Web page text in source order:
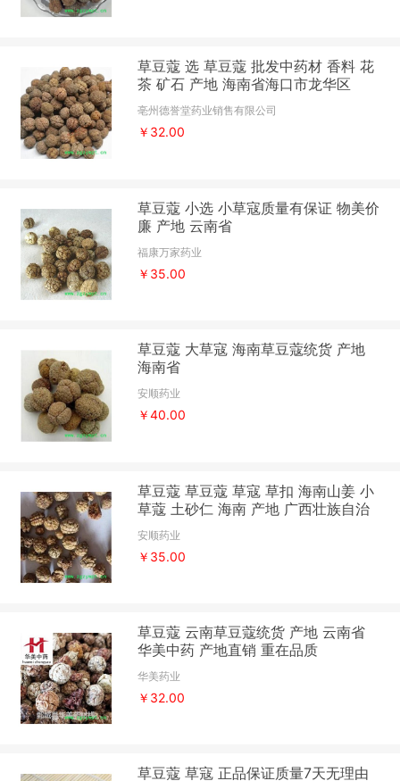
草豆蔻 选 草豆蔻 批发中药材 香料 花
茶 矿石 产地 海南省海口市龙华区
亳州德誉堂药业销售有限公司
￥32.00
草豆蔻 小选 小草寇质量有保证 物美价
廉 产地 云南省
福康万家药业
￥35.00
草豆蔻 大草寇 海南草豆蔻统货 产地
海南省
安顺药业
￥40.00
草豆蔻 草豆蔻 草寇 草扣 海南山姜 小
草蔻 土砂仁 海南 产地 广西壮族自治
区
安顺药业
￥35.00
草豆蔻 云南草豆蔻统货 产地 云南省
华美中药 产地直销 重在品质
华美药业
￥32.00
草豆蔻 草寇 正品保证质量7天无理由